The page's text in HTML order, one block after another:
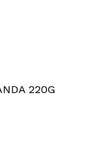
220G